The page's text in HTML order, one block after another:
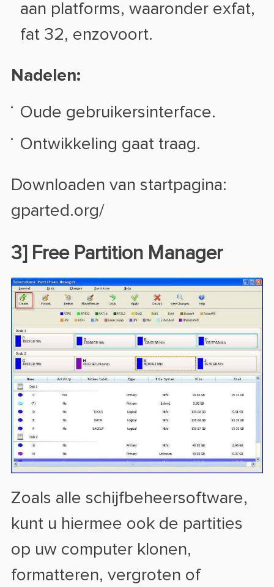
aan platforms, waaronder exfat,
fat 32, enzovoort.
Nadelen:
Oude gebruikersinterface.
Ontwikkeling gaat traag.
Downloaden van startpagina:
gparted.org/
3] Free Partition Manager
Zoals alle schijfbeheersoftware,
kunt u hiermee ook de partities
op uw computer klonen,
formatteren, vergroten of